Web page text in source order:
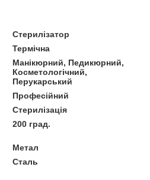
Стерилізатор
Термічна
Манікюрний, Педикюрний,
Косметологічний,
Перукарський
Професійний
Стерилізація
200 град.
Метал
Сталь